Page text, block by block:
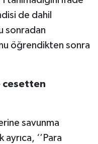
de dahil
sonradan
öğrendikten sonra
cesetten
savunma
‘’Para